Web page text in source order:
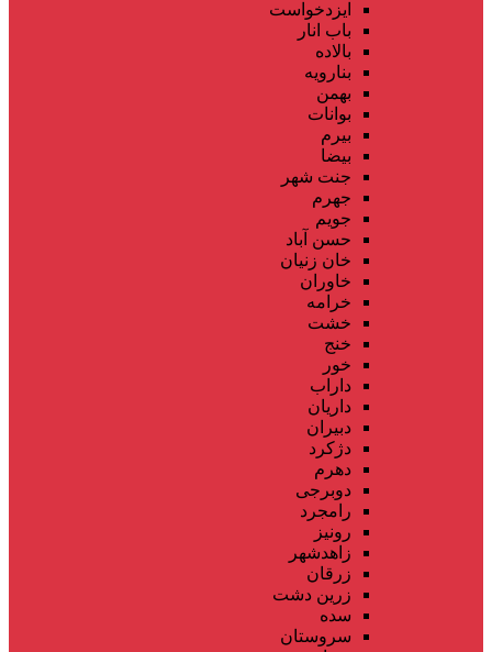
ایزدخواست
باب انار
بالاده
بنارویه
بهمن
بوانات
بیرم
بیضا
جنت شهر
جهرم
جویم
حسن آباد
خان زنیان
خاوران
خرامه
خشت
خنج
خور
داراب
داریان
دبیران
دژکرد
دهرم
دوبرجی
رامجرد
رونیز
زاهدشهر
زرقان
زرین دشت
سده
سروستان